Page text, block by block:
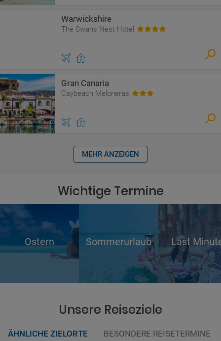
Warwickshire
The Swans Nest Hotel
Gran Canaria
Caybeach Meloneras
MEHR ANZEIGEN
Wichtige Termine
Ostern Sommerurlaub Last
Unsere Reiseziele
ÄHNLICHE ZIELORTE BESONDERE REISETERMINE